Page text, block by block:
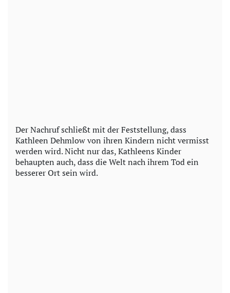
Der Nachruf schließt mit der Feststellung, dass
Kathleen Dehmlow von ihren Kindern nicht vermisst
werden wird. Nicht nur das, Kathleens Kinder
behaupten auch, dass die Welt nach ihrem Tod ein
besserer Ort sein wird.